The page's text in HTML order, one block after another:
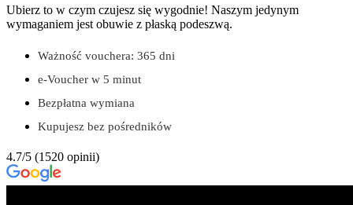
Ubierz to w czym czujesz się wygodnie! Naszym jedynym
wymaganiem jest obuwie z płaską podeszwą.
Ważność vouchera: 365 dni
e-Voucher w 5 minut
Bezpłatna wymiana
Kupujesz bez pośredników
4.7/5 (1520 opinii)